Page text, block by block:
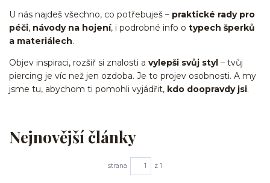
U nás najdeš všechno, co potřebuješ – praktické rady pro
péči, návody na hojení, i podrobné info o typech šperků
a materiálech.
Objev inspiraci, rozšiř si znalosti a vylepši svůj styl – tvůj
piercing je víc než jen ozdoba. Je to projev osobnosti. A my
jsme tu, abychom ti pomohli vyjádřit, kdo doopravdy jsi.
Nejnovější články
strana z 1